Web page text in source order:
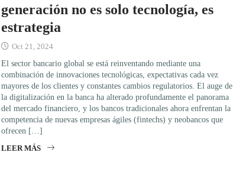
generación no es solo tecnología, es
estrategia
Oct 21, 2024
El sector bancario global se está reinventando mediante una
combinación de innovaciones tecnológicas, expectativas cada vez
mayores de los clientes y constantes cambios regulatorios. El auge de
la digitalización en la banca ha alterado profundamente el panorama
del mercado financiero, y los bancos tradicionales ahora enfrentan la
competencia de nuevas empresas ágiles (fintechs) y neobancos que
ofrecen […]
LEER MÁS